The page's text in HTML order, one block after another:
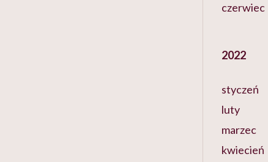
czerwiec
2022
styczeń
luty
marzec
kwiecień